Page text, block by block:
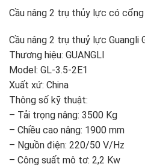
Cầu nâng 2 trụ thủy lực có cổng
Cầu nâng 2 trụ thuỷ lực Guangli
Thương hiệu: GUANGLI
Model: GL-3.5-2E1
Xuất xứ: China
Thông số kỹ thuật:
– Tải trọng nâng: 3500 Kg
– Chiều cao nâng: 1900 mm
– Nguồn điện: 220/50 V/Hz
– Công suất mô tơ: 2,2 Kw